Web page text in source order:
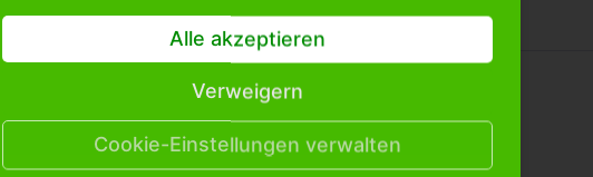
"Cochem - Mosel" Burg"
"Cochem - Mosel" Burg"
Alle akzeptieren
Verweigern
Cookie-Einstellungen verwalten